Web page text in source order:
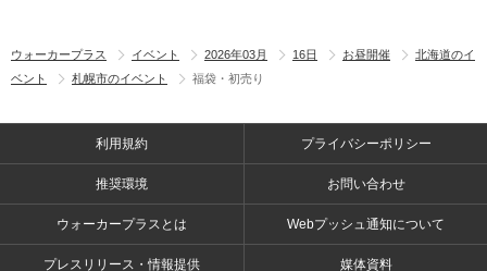
ウォーカープラス イベント 2026年03月 16日 お昼開催
北海道のイ
ベント
札幌市のイベント 福袋・初売り
利用規約 プライバシーポリシー
推奨環境 お問い合わせ
ウォーカープラスとは Webプッシュ通知について
プレスリリース・情報提供 媒体資料